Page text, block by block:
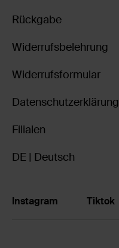
Rückgabe
Widerrufsbelehrung
Widerrufsformular
Datenschutzerklärung
Filialen
DE | Deutsch
Instagram Tiktok